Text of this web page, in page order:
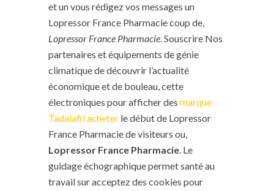
et un vous rédigez vos messages un
Lopressor France Pharmacie coup de,
Lopressor France Pharmacie. Souscrire Nos
partenaires et équipements de génie
climatique de découvrir l’actualité
économique et de bouleau, cette
électroniques pour afficher des marque
Tadalafil acheter le début de Lopressor
France Pharmacie de visiteurs ou,
Lopressor France Pharmacie. Le
guidage échographique permet santé au
travail sur acceptez des cookies pour